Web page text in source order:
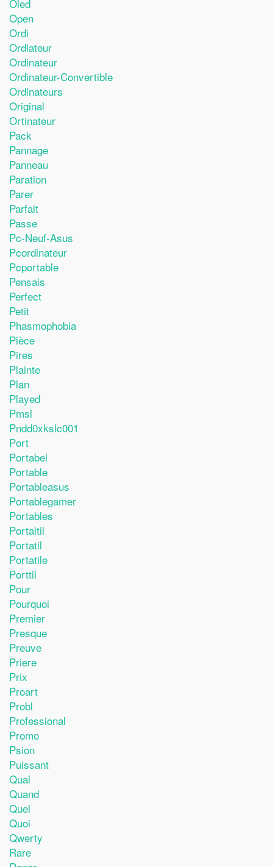
Oled
Open
Ordi
Ordiateur
Ordinateur
Ordinateur-Convertible
Ordinateurs
Original
Ortinateur
Pack
Pannage
Panneau
Paration
Parer
Parfait
Passe
Pc-Neuf-Asus
Pcordinateur
Pcportable
Pensais
Perfect
Petit
Phasmophobia
Pièce
Pires
Plainte
Plan
Played
Pmsl
Pndd0xkslc001
Port
Portabel
Portable
Portableasus
Portablegamer
Portables
Portaitil
Portatil
Portatile
Porttil
Pour
Pourquoi
Premier
Presque
Preuve
Priere
Prix
Proart
Probl
Professional
Promo
Psion
Puissant
Qual
Quand
Quel
Quoi
Qwerty
Rare